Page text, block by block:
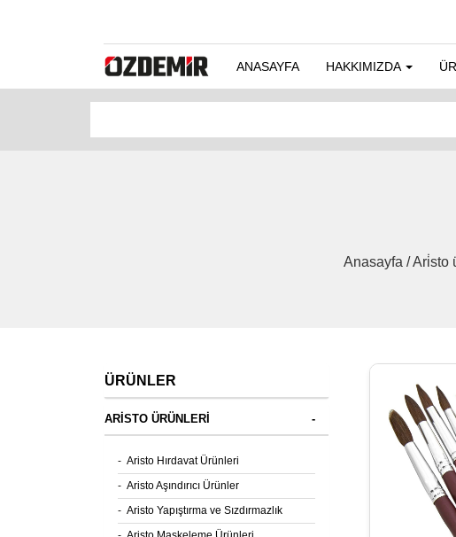
ANASAYFA HAKKIMIZDA
Anasayfa / Ari̇sto
ÜRÜNLER
-
ARİSTO ÜRÜNLERİ
- Aristo Hırdavat Ürünleri
- Aristo Aşındırıcı Ürünler
- Aristo Yapıştırma ve Sızdırmazlık